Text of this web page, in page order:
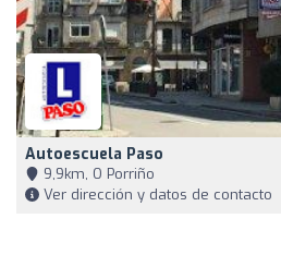
Autoescuela Paso
9,9km, O Porriño
Ver dirección y datos de contacto